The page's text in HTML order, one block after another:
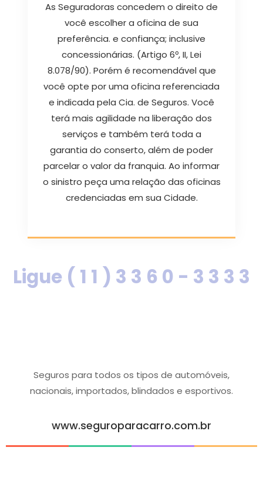
As Seguradoras concedem o direito de
você escolher a oficina de sua
preferência. e confiança; inclusive
concessionárias. (Artigo 6º, II, Lei
8.078/90). Porém é recomendável que
você opte por uma oficina referenciada
e indicada pela Cia. de Seguros. Você
terá mais agilidade na liberação dos
serviços e também terá toda a
garantia do conserto, além de poder
parcelar o valor da franquia. Ao informar
o sinistro peça uma relação das oficinas
credenciadas em sua Cidade.
Ligue ( 1 1 ) 3 3 6 0 - 3 3 3 3
Seguros para todos os tipos de automóveis,
nacionais, importados, blindados e esportivos.
www.seguroparacarro.com.br